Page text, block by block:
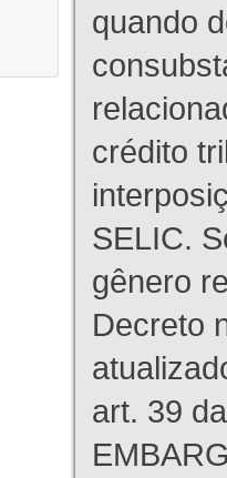
quando
crédito
SELIC.
gênero
Decreto
art. 39